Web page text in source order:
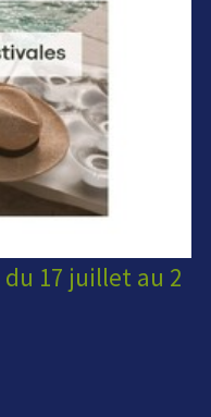
17 juillet au 2